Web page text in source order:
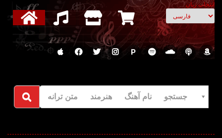
انتخاب زبان
P
جستجو نام آهنگ هنرمند متن ترانه